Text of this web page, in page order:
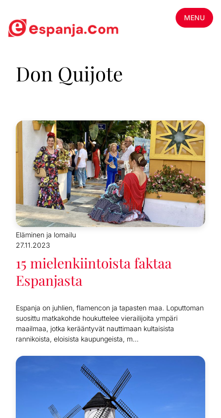
MENU
Don Quijote
Eläminen ja lomailu
27.11.2023
15 mielenkiintoista faktaa
Espanjasta
Espanja on juhlien, flamencon ja tapasten maa. Loputtoman
suosittu matkakohde houkuttelee vierailijoita ympäri
maailmaa, jotka kerääntyvät nauttimaan kultaisista
rannikoista, eloisista kaupungeista, m...